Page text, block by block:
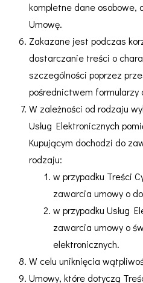
kompletne dane osobowe,
Umowę.
Zakazane jest podczas
dostarczanie treści o
szczególności poprzez
pośrednictwem formularzy
W zależności od rodzaju
Usług Elektronicznych
Kupującym dochodzi do
rodzaju:
w przypadku Treści
zawarcia umowy o
w przypadku Usług
zawarcia umowy o
elektronicznych.
W celu uniknięcia
Umowy, które dotyczą